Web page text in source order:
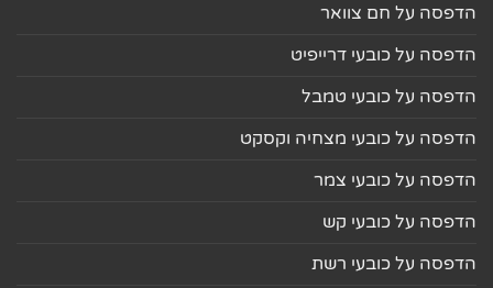
הדפסה על חם צוואר
הדפסה על כובעי דרייפיט
הדפסה על כובעי טמבל
הדפסה על כובעי מצחיה וקסקט
הדפסה על כובעי צמר
הדפסה על כובעי קש
הדפסה על כובעי רשת